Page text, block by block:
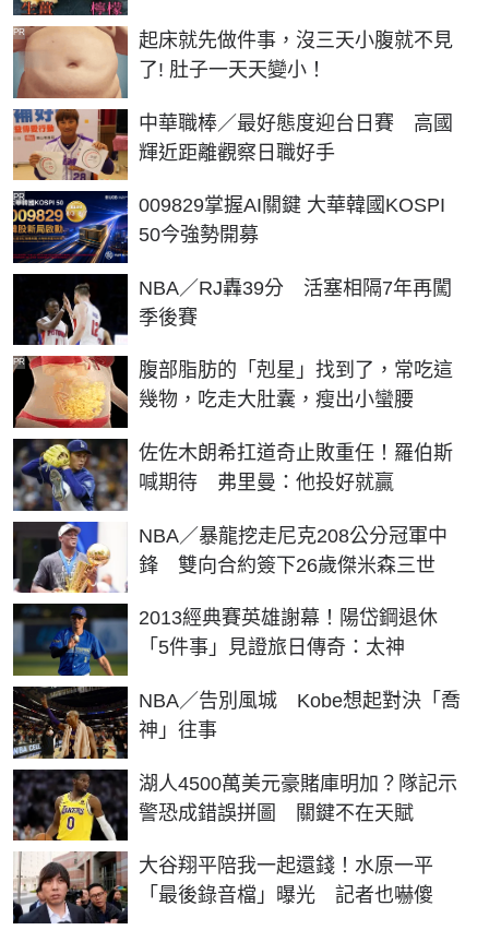
起床就先做件事，沒三天小腹就不見
了! 肚子一天天變小！
PR
中華職棒／最好態度迎台日賽 高國
輝近距離觀察日職好手
009829掌握AI關鍵 大華韓國KOSPI
50今強勢開募
PR
NBA／RJ轟39分 活塞相隔7年再闖
季後賽
腹部脂肪的「剋星」找到了，常吃這
幾物，吃走大肚囊，瘦出小蠻腰
PR
佐佐木朗希扛道奇止敗重任！羅伯斯
喊期待 弗里曼：他投好就贏
NBA／暴龍挖走尼克208公分冠軍中
鋒 雙向合約簽下26歲傑米森三世
2013經典賽英雄謝幕！陽岱鋼退休
「5件事」見證旅日傳奇：太神
NBA／告別風城 Kobe想起對決「喬
神」往事
湖人4500萬美元豪賭庫明加？隊記示
警恐成錯誤拼圖 關鍵不在天賦
大谷翔平陪我一起還錢！水原一平
「最後錄音檔」曝光 記者也嚇傻